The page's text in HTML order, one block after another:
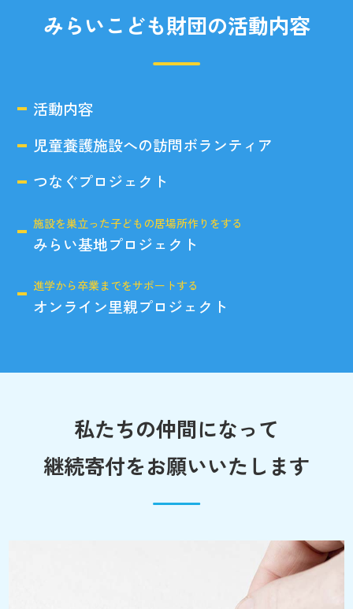
みらいこども財団の活動内容
活動内容
児童養護施設への訪問ボランティア
つなぐプロジェクト
施設を巣立った子どもの居場所作りをする
みらい基地プロジェクト
進学から卒業までをサポートする
オンライン里親プロジェクト
私たちの仲間になって
継続寄付をお願いいたします